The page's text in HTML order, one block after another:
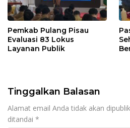
Pemkab Pulang Pisau
Evaluasi 83 Lokus
Layanan Publik
Tinggalkan Balasan
Alamat email Anda tidak akan
ditandai *